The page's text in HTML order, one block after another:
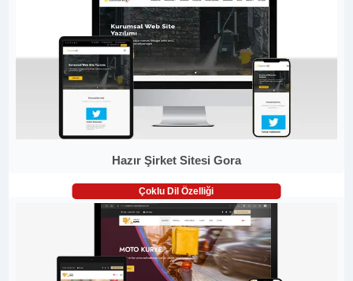
Hazır Şirket Sitesi Gora
Çoklu Dil Özelliği